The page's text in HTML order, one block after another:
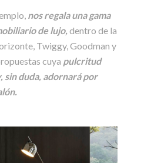
nos regala una gama
de lujo, dentro de la
Twiggy, Goodman y
cuya pulcritud
sin duda, adornará por